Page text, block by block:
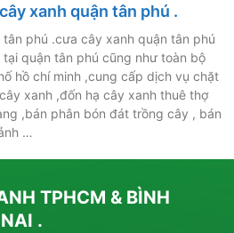
xanh quận tân phú .
phú .cưa cây xanh quận tân phú
quận tân phú cũng như toàn bộ
hồ chí minh ,cung cấp dịch vụ chặt
xanh ,đốn hạ cây xanh thuê thợ
,bán phân bón đát trồng cây , bán
…
TPHCM & BÌNH
.